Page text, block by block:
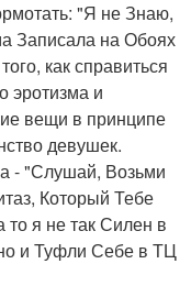
"Я не Знаю,
Записала на Обоях
как справиться
эротизма и
вещи в принципе
девушек.
- "Слушай, Возьми
Который Тебе
я не так Силен в
и Туфли Себе в ТЦ